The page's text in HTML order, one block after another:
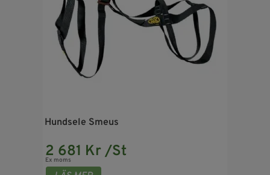
Hundsele Smeus
2 681 Kr /St
Ex moms